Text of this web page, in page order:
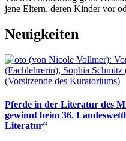
jene Eltern, deren Kinder vor
Neuigkeiten
Pferde in der Literatur des
gewinnt beim 36.
Literatur“